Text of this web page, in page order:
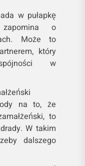
w pułapkę
o
Może to
który
w
na to, że
to
W takim
dalszego